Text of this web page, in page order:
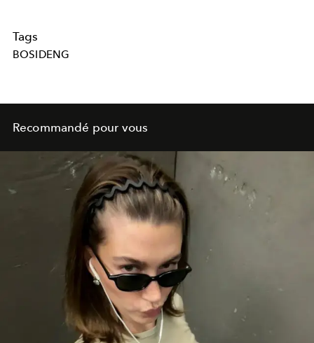
Tags
BOSIDENG
Recommandé pour vous